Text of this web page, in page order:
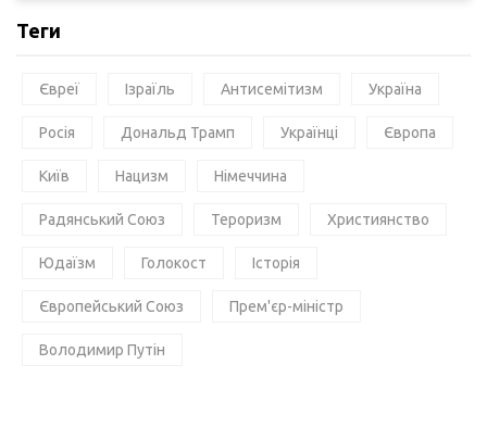
Теги
Євреї Ізраїль Антисемітизм Україна
Росія Дональд Трамп Українці Європа
Київ Нацизм Німеччина
Радянський Союз Тероризм Християнство
Юдаїзм Голокост Історія
Європейський Союз Прем'єр-міністр
Володимир Путін